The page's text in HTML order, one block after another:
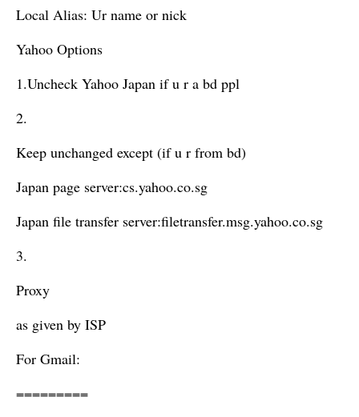
Local Alias: Ur name or nick
Yahoo Options
1.Uncheck Yahoo Japan if u r a bd ppl
2.
Keep unchanged except (if u r from bd)
Japan page server:cs.yahoo.co.sg
Japan file transfer server:filetransfer.msg.yahoo.co.sg
3.
Proxy
as given by ISP
For Gmail:
=========